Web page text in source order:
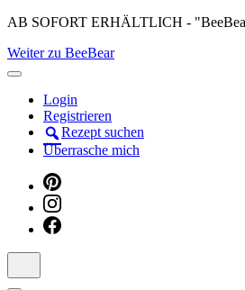
Skip
content
(Press
AB SOFORT ERHÄLTLICH -
Weiter zu BeeBear
Login
Registrieren
Rezept suchen
Überrasche mich